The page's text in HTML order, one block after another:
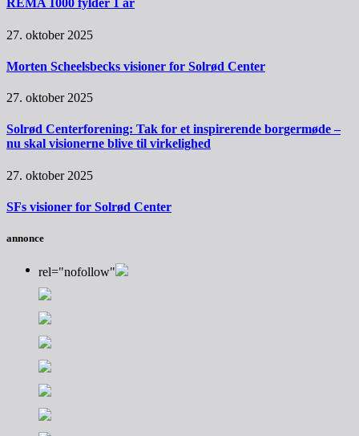
REMA 1000 fylder 1 år
27. oktober 2025
Morten Scheelsbecks visioner for Solrød Center
27. oktober 2025
Solrød Centerforening: Tak for et inspirerende borgermøde –
nu skal visionerne blive til virkelighed
27. oktober 2025
SFs visioner for Solrød Center
annonce
rel="nofollow"